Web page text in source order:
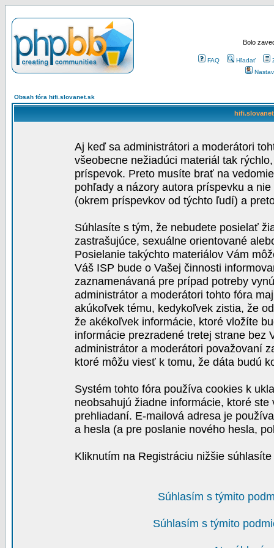
Bolo
FAQ Hľadať
Obsah fóra hifi.slovanet.sk
Aj keď sa administrátori a moderátori
všeobecne nežiadúci materiál tak
príspevok. Preto musíte brať na
pohľady a názory autora príspevku a
(okrem príspevkov od týchto ľudí) a
Súhlasíte s tým, že nebudete posielať
zastrašujúce, sexuálne orientované
Posielanie takýchto materiálov Vám
Váš ISP bude o Vašej činnosti
zaznamenávaná pre prípad potreby
administrátor a moderátori tohto fóra
akúkoľvek tému, kedykoľvek zistia, že
že akékoľvek informácie, ktoré vložíte
informácie prezradené tretej strane bez
administrátor a moderátori považovaní
ktoré môžu viesť k tomu, že dáta budú
Systém tohto fóra používa cookies k
neobsahujú žiadne informácie, ktoré
prehliadaní. E-mailová adresa je
a hesla (a pre poslanie nového hesla,
Kliknutím na Registráciu nižšie
Súhlasím s týmito
Súhlasím s týmito